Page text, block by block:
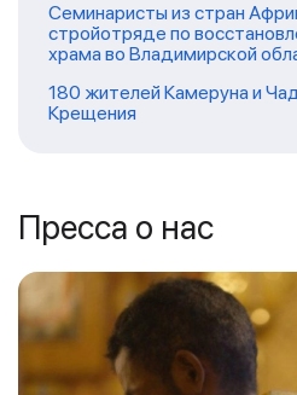
Семинаристы из стран
стройотряде по
храма во Владимирской
180 жителей Камеруна и
Крещения
Пресса о нас